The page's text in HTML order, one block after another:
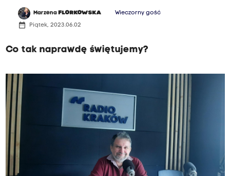
Marzena FLORKOWSKA Wieczorny gość
date_range Piątek, 2023.06.02
Co tak naprawdę świętujemy?